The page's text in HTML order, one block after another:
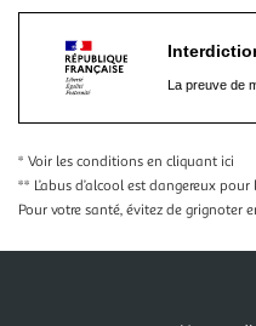
La preuve de
* Voir les conditions en cliquant ici
** L’abus d’alcool est dangereux
Pour votre santé, évitez de grignoter